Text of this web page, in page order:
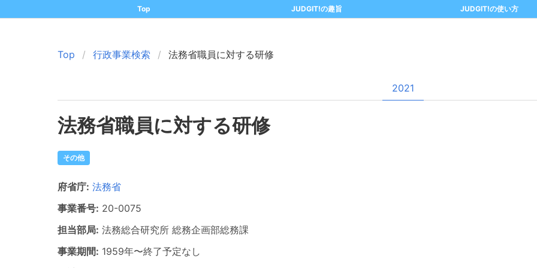
Top JUDGIT!の趣旨 JUDGIT!の使い方
Top 行政事業検索 法務省職員に対する研修
2021
法務省職員に対する研修
その他
府省庁: 法務省
事業番号: 20-0075
担当部局: 法務総合研究所 総務企画部総務課
事業期間: 1959年〜終了予定なし